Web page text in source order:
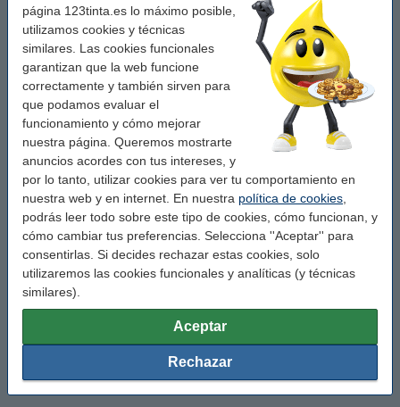
página 123tinta.es lo máximo posible,
utilizamos cookies y técnicas
similares. Las cookies funcionales
garantizan que la web funcione
correctamente y también sirven para
que podamos evaluar el
funcionamiento y cómo mejorar
nuestra página. Queremos mostrarte
anuncios acordes con tus intereses, y
por lo tanto, utilizar cookies para ver tu comportamiento en
nuestra web y en internet. En nuestra política de cookies
podrás leer todo sobre este tipo de cookies, cómo funcionan, y
cómo cambiar tus preferencias. Selecciona ''Aceptar'' para
consentirlas. Si decides rechazar estas cookies, solo
utilizaremos las cookies funcionales y analíticas (y técnicas
similares).
Aceptar
Rechazar
Cintas de pegamento
Pegamento multiusos
Pegamento de madera
Pegamento para manualidades
Superglue
Pistolas de pegamento
Tubos de pegamento
Masillas adhesivas